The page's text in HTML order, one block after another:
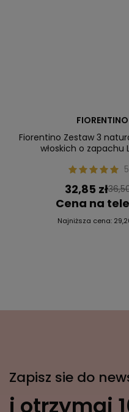
FIORENTINO
Fiorentino Zestaw 3
włoskich o zapachu
32,85 zł
Cena na
Najniższa cena:
Zapisz sie do
i otrzymaj